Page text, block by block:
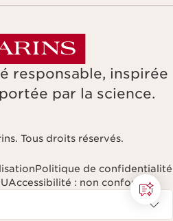
responsable, inspirée
par la science.
Tous droits réservés.
Politique de confidentialité
Accessibilité : non conforme